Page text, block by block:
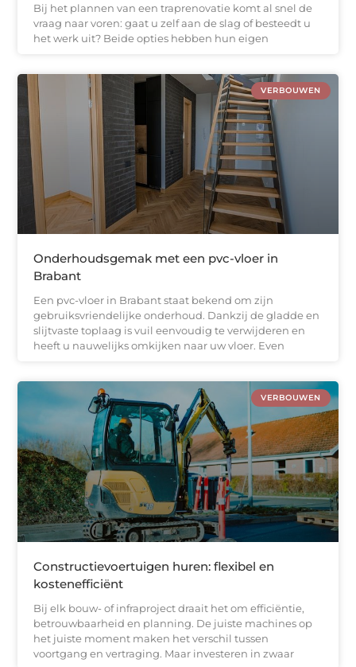
Bij het plannen van een traprenovatie komt al snel de
vraag naar voren: gaat u zelf aan de slag of besteedt u
het werk uit? Beide opties hebben hun eigen
VERBOUWEN
Onderhoudsgemak met een pvc-vloer in
Brabant
Een pvc-vloer in Brabant staat bekend om zijn
gebruiksvriendelijke onderhoud. Dankzij de gladde en
slijtvaste toplaag is vuil eenvoudig te verwijderen en
heeft u nauwelijks omkijken naar uw vloer. Even
VERBOUWEN
Constructievoertuigen huren: flexibel en
kostenefficiënt
Bij elk bouw- of infraproject draait het om efficiëntie,
betrouwbaarheid en planning. De juiste machines op
het juiste moment maken het verschil tussen
voortgang en vertraging. Maar investeren in zwaar